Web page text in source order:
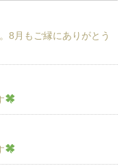
月もご縁にありがとう